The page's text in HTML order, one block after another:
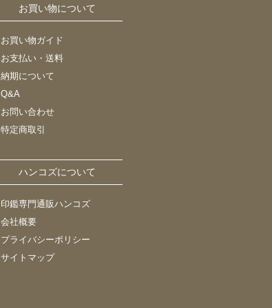
お買い物について
お買い物ガイド
お支払い・送料
納期について
Q&A
お問い合わせ
特定商取引
ハンコズについて
印鑑専門通販ハンコズ
会社概要
プライバシーポリシー
サイトマップ